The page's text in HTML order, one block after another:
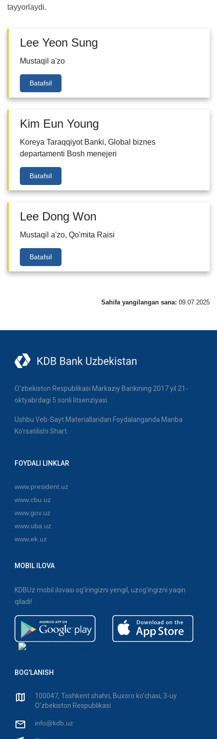
tayyorlaydi.
Lee Yeon Sung
Mustaqil a'zo
Batafsil
Kim Eun Young
Koreya Taraqqiyot Banki, Global biznes
departamenti Bosh menejeri
Batafsil
Lee Dong Won
Mustaqil a'zo, Qo'mita Raisi
Batafsil
Sahifa yangilangan sana: 09.07.2025
O'zbekiston Respublikasi Markaziy Bankining 2017 yil 21-
oktyabrdagi 5 sonli litsenziyasi.
Ushbu Veb-Sayt Materiallaridan Foydalanganda Manba
Ko'rsatilishi Shart.
FOYDALI LINKLAR
www.president.uz
www.cbu.uz
www.gov.uz
www.uba.uz
www.ek.uz
MOBIL ILOVA
KDBUz mobil ilovasi og'iringizni yengil, uzog'ingizni yaqin
qiladi!
BOG'LANISH
100047, Toshkent shahri, Buxoro ko'chasi, 3-uy
O'zbekiston Respublikasi
info@kdb.uz